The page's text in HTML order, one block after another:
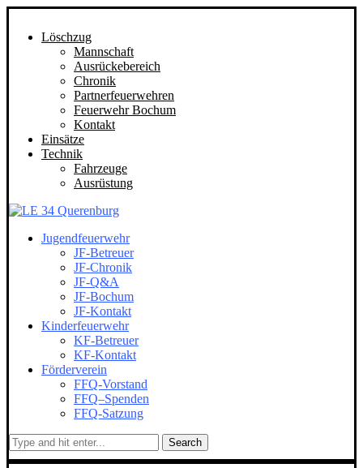
Löschzug
Mannschaft
Ausrückebereich
Chronik
Partnerfeuerwehren
Feuerwehr Bochum
Kontakt
Einsätze
Technik
Fahrzeuge
Ausrüstung
Jugendfeuerwehr
JF-Betreuer
JF-Chronik
JF-Q&A
JF-Bochum
JF-Kontakt
Kinderfeuerwehr
KF-Betreuer
KF-Kontakt
Förderverein
FFQ-Vorstand
FFQ–Spenden
FFQ-Satzung
Search